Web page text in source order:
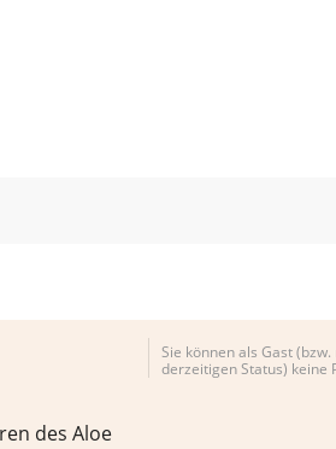
des Aloe
Sie können als Gast
derzeitigen Status) keine